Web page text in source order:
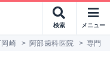
検索 メニュー
岡崎 > 阿部歯科医院 > 専門医